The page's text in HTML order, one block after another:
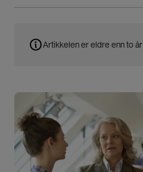
Artikkelen er eldre enn to år
Bilde